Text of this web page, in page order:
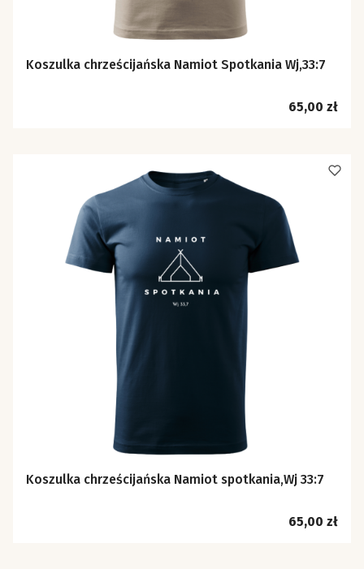
Koszulka chrześcijańska Namiot Spotkania Wj,33:7
Cena
65,00 zł
Koszulka chrześcijańska Namiot spotkania,Wj 33:7
Cena
65,00 zł